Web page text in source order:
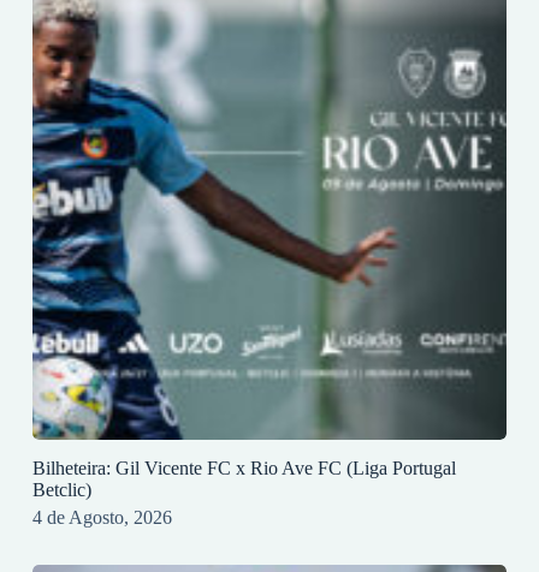
Bilheteira: Gil Vicente FC x Rio Ave FC (Liga Portugal
Betclic)
4 de Agosto, 2026